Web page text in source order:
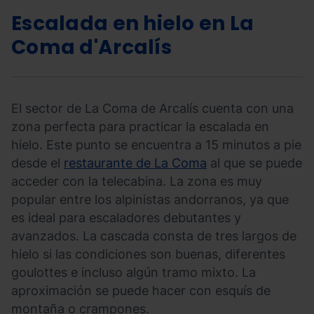
Escalada en hielo en La
Coma d'Arcalís
El sector de La Coma de Arcalís cuenta con una
zona perfecta para practicar la escalada en
hielo. Este punto se encuentra a 15 minutos a pie
desde el restaurante de La Coma al que se puede
acceder con la telecabina. La zona es muy
popular entre los alpinistas andorranos, ya que
es ideal para escaladores debutantes y
avanzados. La cascada consta de tres largos de
hielo si las condiciones son buenas, diferentes
goulottes e incluso algún tramo mixto. La
aproximación se puede hacer con esquís de
montaña o crampones.